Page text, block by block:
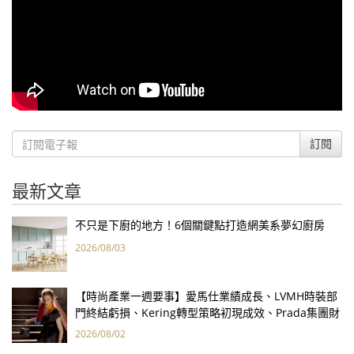
訂閱
最新文章
不只是下廚的地方！6個關鍵點打造網美系夢幻廚房
2026/08/03
【時尚產業一週要事】愛馬仕業績成長、LVMH時裝部
門終結虧損、Kering轉型策略初現成效、Prada集團財
報亮眼
2026/08/02